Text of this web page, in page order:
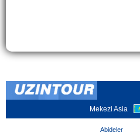
Mekezi Asia
Abideler